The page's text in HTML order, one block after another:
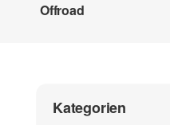
Offroad
Kategorien